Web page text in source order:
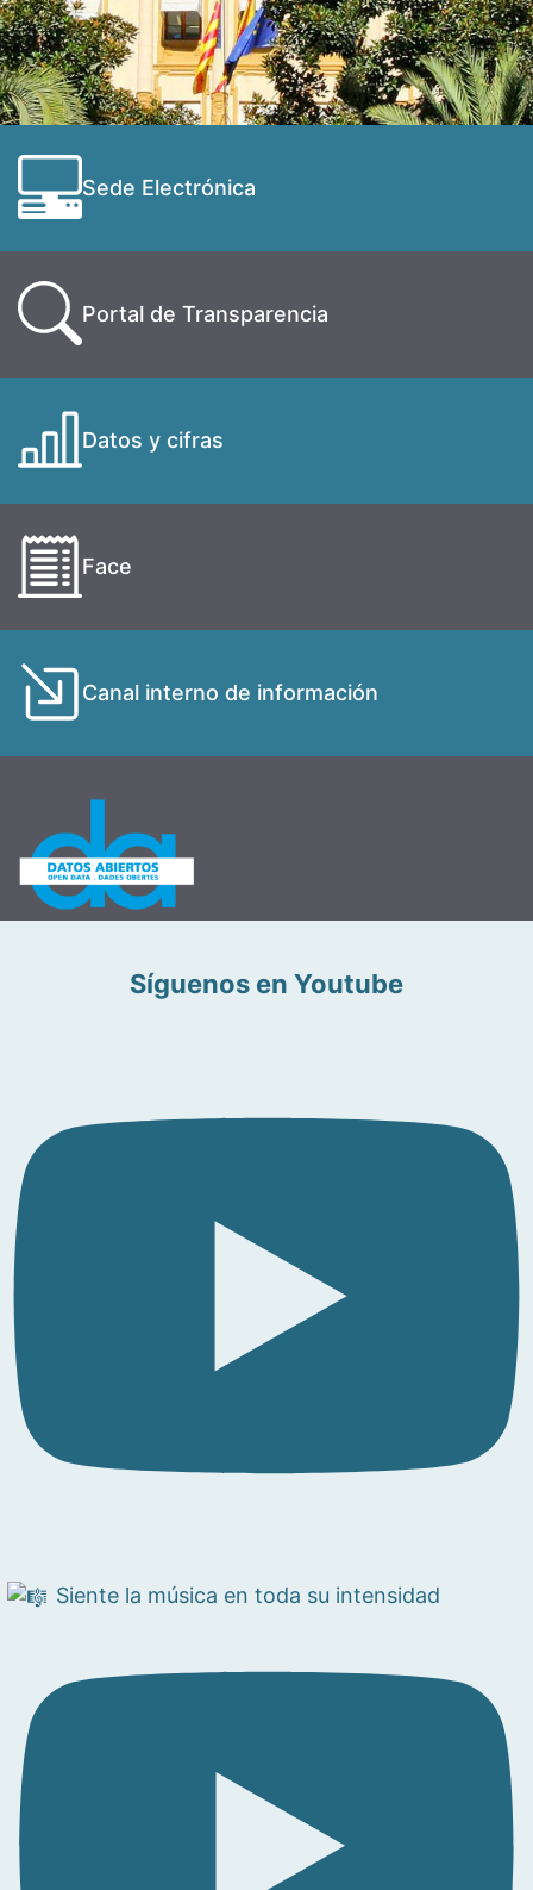
Sede Electrónica
Portal de Transparencia
Datos y cifras
Face
Canal interno de información
Síguenos en Youtube
Siente la música en toda su intensidad